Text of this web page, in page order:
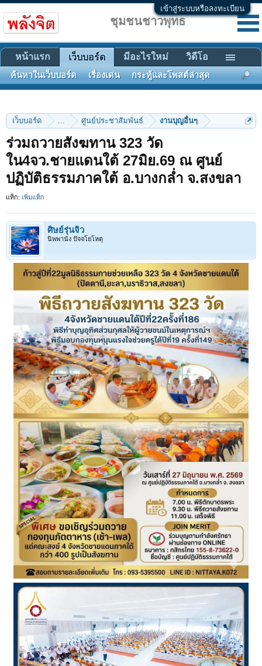
เข้าสู่ระบบหรือลงทะเบียน
เว็บบอร์ด ... ศูนย์ประชาสัมพันธ์ งานบุญอื่นๆ
ร่วมถวายสังฆทาน 323 วัด
ใน4จว.ชายแดนใต้ 27มิย.69 ณ ศูนย์
ปฏิบัติธรรมภาคใต้ อ.บางกล่ำ จ.สงขลา
แท็ก: เพิ่มแท็ก
ศิษย์รุ่นจิ๋ว
นิพพานัง ปัจจโยโหตุ
ชุมชนชาวพุทธ
หน้าแรก เว็บบอร์ด
ค้นหาในเว็บบอร์ด เรื่องเด่น กระทู้และโพสต์ล่าสุด
มีอะไรใหม่ วิดีโอ